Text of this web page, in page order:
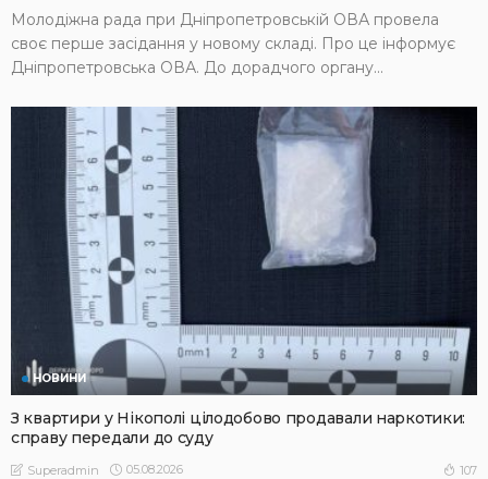
Молодіжна рада при Дніпропетровській ОВА провела
своє перше засідання у новому складі. Про це інформує
Дніпропетровська ОВА. До дорадчого органу...
НОВИНИ
З квартири у Нікополі цілодобово продавали наркотики:
справу передали до суду
Superadmin 05.08.2026 107